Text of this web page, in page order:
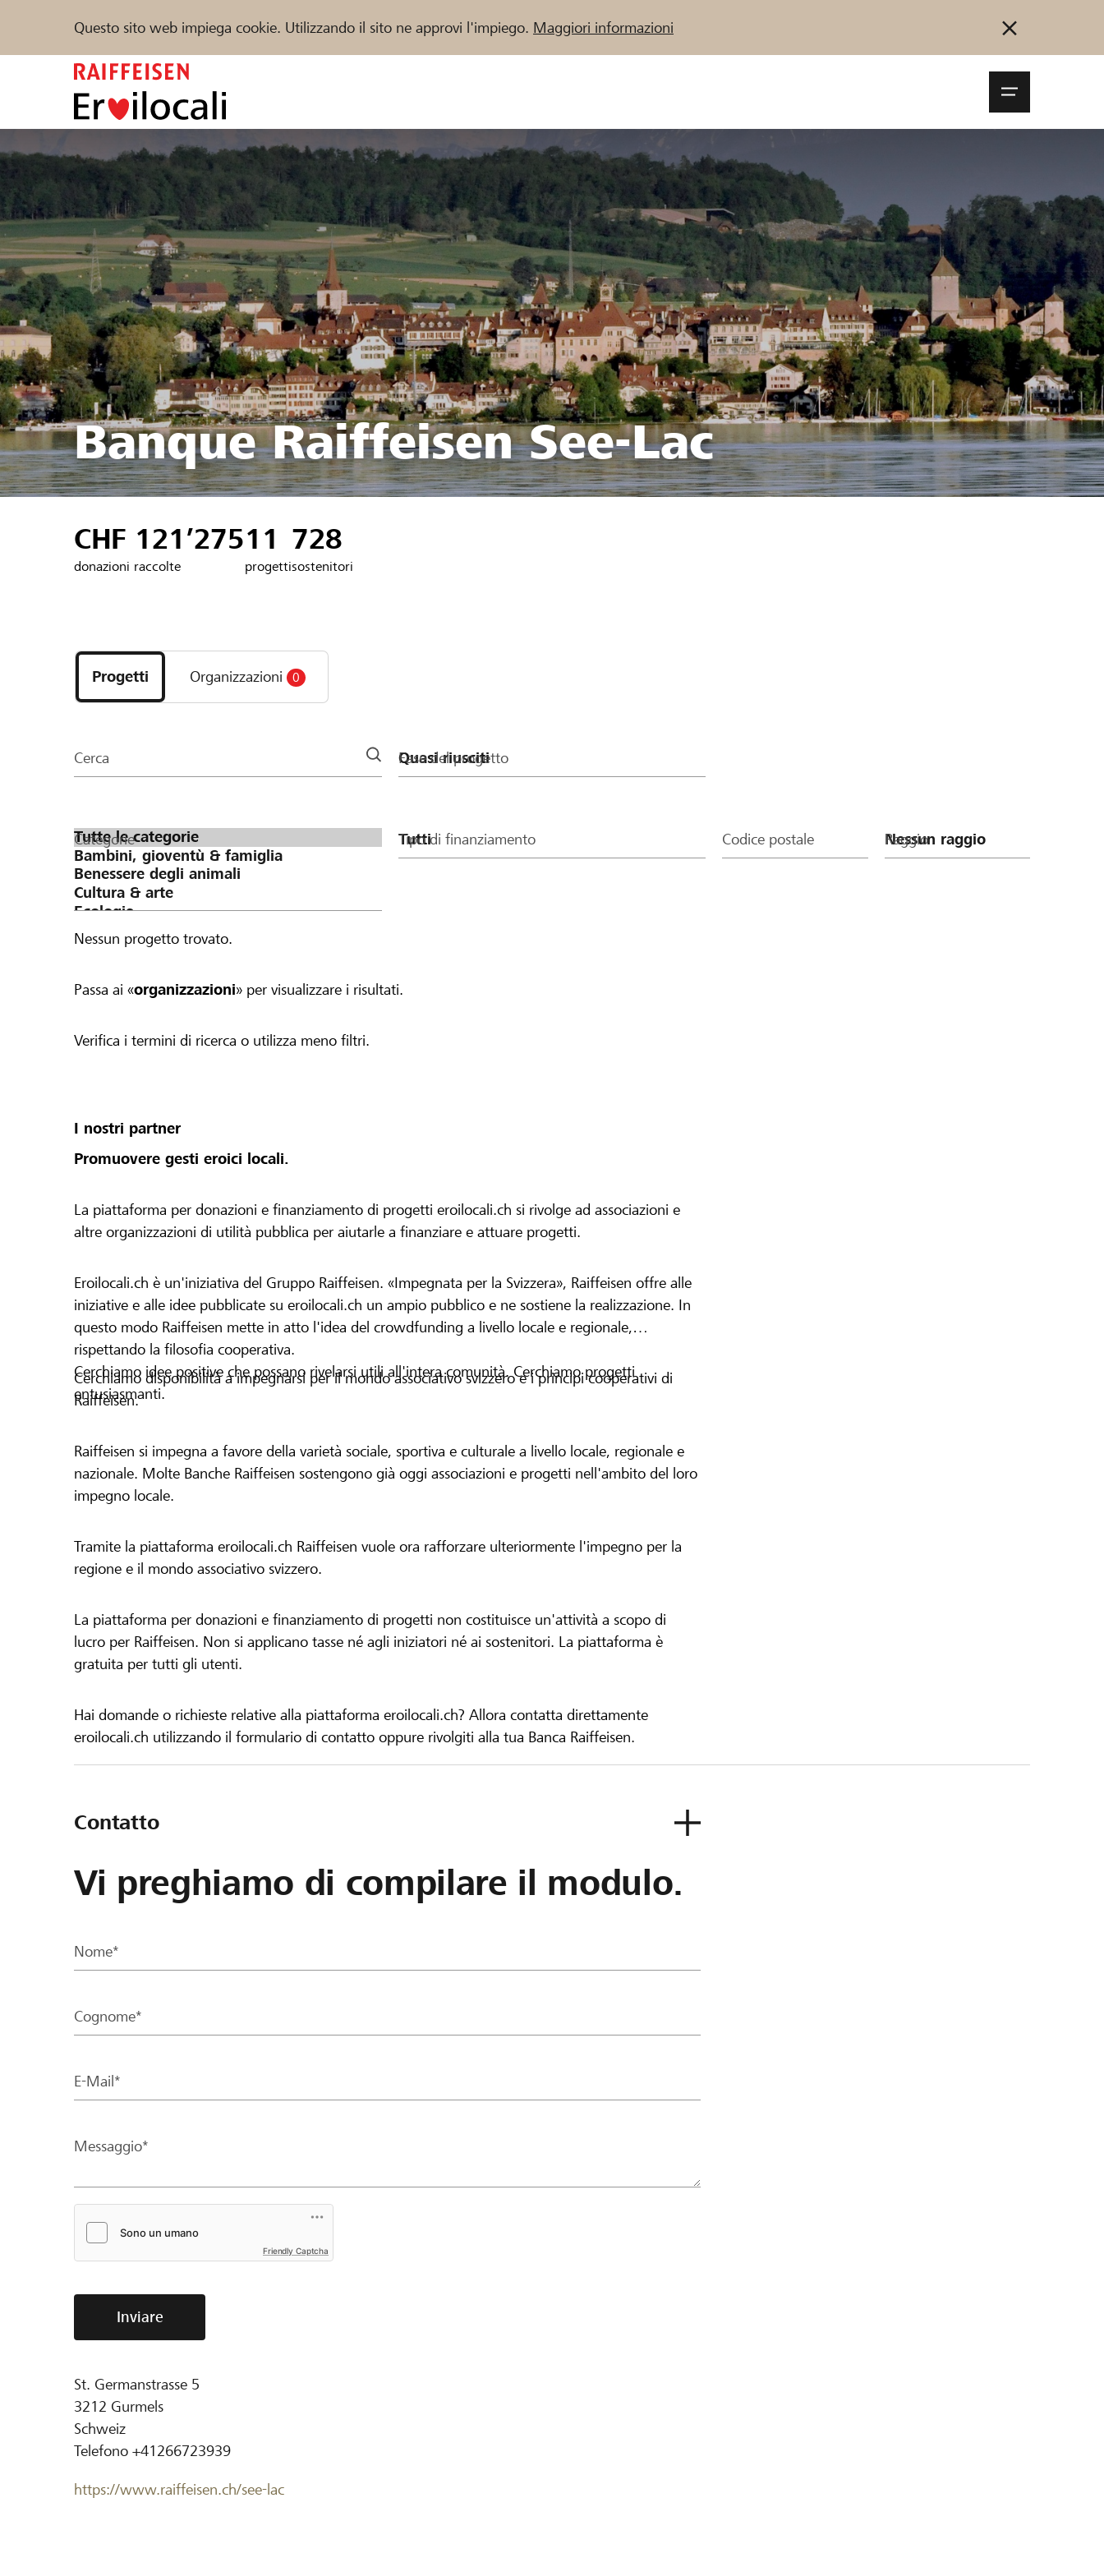
Questo sito web impiega cookie. Utilizzando il sito ne approvi l'impiego. Maggiori informazioni
Sostenere Aiuto & supporto Partner / Banche Raiffeisen
Trova progetti e organizzazioni Inizia ora
DE FR IT
Banque Raiffeisen See-Lac
CHF 121’275
donazioni raccolte
11
progetti
728
sostenitori
i
progetti
e
della
Progetti Organizzazioni 0
Cerca Fase del progetto
Categorie Tipo di finanziamento Codice postale Raggio
Nessun progetto trovato.
Passa ai «organizzazioni» per visualizzare i risultati.
Verifica i termini di ricerca o utilizza meno filtri.
I nostri partner
Promuovere gesti eroici locali.
La piattaforma per donazioni e finanziamento di progetti eroilocali.ch si rivolge ad associazioni e
altre organizzazioni di utilità pubblica per aiutarle a finanziare e attuare progetti.
Eroilocali.ch è un'iniziativa del Gruppo Raiffeisen. «Impegnata per la Svizzera», Raiffeisen offre alle
iniziative e alle idee pubblicate su eroilocali.ch un ampio pubblico e ne sostiene la realizzazione. In
questo modo Raiffeisen mette in atto l'idea del crowdfunding a livello locale e regionale,
rispettando la filosofia cooperativa.
Cerchiamo idee positive che possano rivelarsi utili all'intera comunità. Cerchiamo progetti
entusiasmanti.
Cerchiamo disponibilità a impegnarsi per il mondo associativo svizzero e i principi cooperativi di
Raiffeisen.
Raiffeisen si impegna a favore della varietà sociale, sportiva e culturale a livello locale, regionale e
nazionale. Molte Banche Raiffeisen sostengono già oggi associazioni e progetti nell'ambito del loro
impegno locale.
Tramite la piattaforma eroilocali.ch Raiffeisen vuole ora rafforzare ulteriormente l'impegno per la
regione e il mondo associativo svizzero.
La piattaforma per donazioni e finanziamento di progetti non costituisce un'attività a scopo di
lucro per Raiffeisen. Non si applicano tasse né agli iniziatori né ai sostenitori. La piattaforma è
gratuita per tutti gli utenti.
Hai domande o richieste relative alla piattaforma eroilocali.ch? Allora contatta direttamente
eroilocali.ch utilizzando il formulario di contatto oppure rivolgiti alla tua Banca Raiffeisen.
Contatto
Vi preghiamo di compilare il modulo.
Nome*
Cognome*
E-Mail*
Messaggio*
Friendly Captcha
Inviare
St. Germanstrasse 5
3212 Gurmels
Schweiz
Telefono +41266723939
https://www.raiffeisen.ch/see-lac